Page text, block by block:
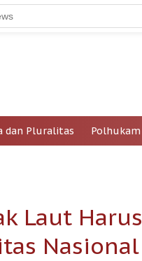
dan Pluralitas Polhukam
Laut Harus
Nasional